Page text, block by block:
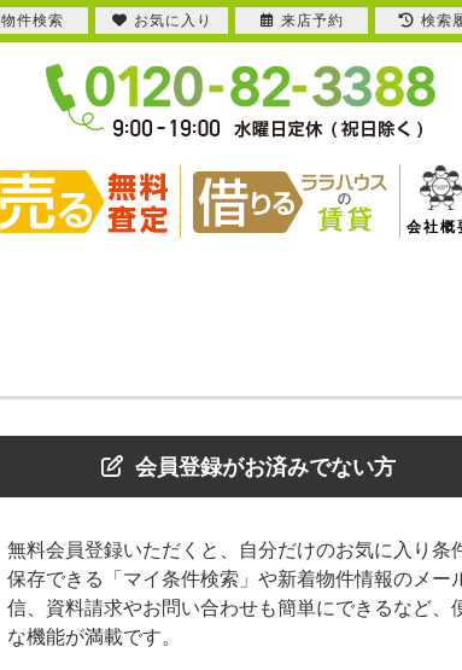
会社概
会員登録がお済みでない方
無料会員登録いただくと、自分だけのお気に入り条
保存できる「マイ条件検索」や新着物件情報のメー
信、資料請求やお問い合わせも簡単にできるなど、
な機能が満載です。
物件検索 お気に入り 来店予約 検索